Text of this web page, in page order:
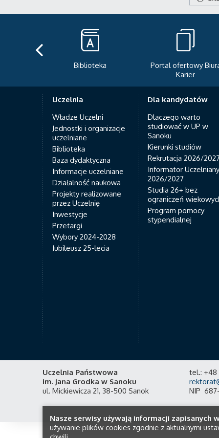
Biblioteka
Portal ofertowy
Karier
Uczelnia
Władze Uczelni
Jednostki i organizacje
uczelniane
Biblioteka
Baza dydaktyczna
Informacje uczelniane
Działalność naukowa
Projekty realizowane
przez Uczelnię
Inwestycje
Przetargi
Wybory 2024-2028
Jubileusz 25-lecia
Dla kandydatów
Dlaczego warto
studiować w UP w
Sanoku
Kierunki studiów
Rekrutacja 2026/
Informator Uczelniany
2026/2027
Studia 26+ bez
ograniczeń
Program pomocy
stypendialnej
Uczelnia Państwowa
im. Jana Grodka w Sanoku
ul. Mickiewicza 21, 38-500 Sanok
tel.: +48
NIP
Nasze serwisy używają informacji zapisanych
używanie plików cookies zgodnie z aktualnymi